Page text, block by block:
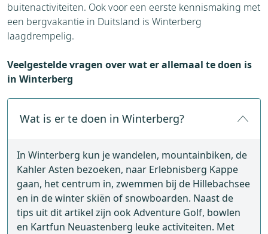
buitenactiviteiten. Ook voor een eerste kennismaking met
een bergvakantie in Duitsland is Winterberg
laagdrempelig.
Veelgestelde vragen over wat er allemaal te doen is
in Winterberg
Wat is er te doen in Winterberg?
In Winterberg kun je wandelen, mountainbiken, de
Kahler Asten bezoeken, naar Erlebnisberg Kappe
gaan, het centrum in, zwemmen bij de Hillebachsee
en in de winter skiën of snowboarden. Naast de
tips uit dit artikel zijn ook Adventure Golf, bowlen
en Kartfun Neuastenberg leuke activiteiten. Met